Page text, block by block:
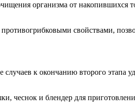
организма от накопившихся
свойствами,
к окончанию второго этапа
чеснок и блендер для